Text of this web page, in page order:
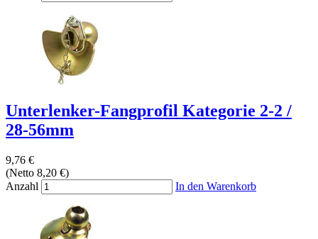
Unterlenker-Fangprofil Kategorie 2-2 /
28-56mm
9,76 €
(Netto 8,20 €)
Anzahl
In den Warenkorb